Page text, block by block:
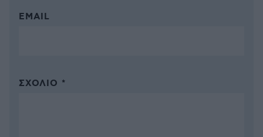
EMAIL
ΣΧΌΛΙΟ *